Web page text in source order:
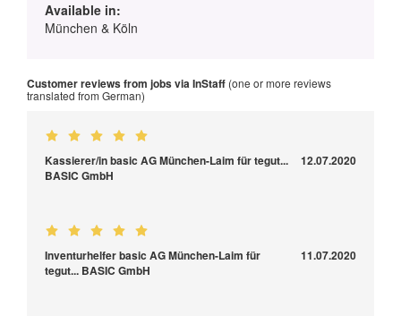
Available in:
München & Köln
Customer reviews from jobs via InStaff (one or more reviews
translated from German)
Kassierer/in basic AG München-Laim für tegut...
BASIC GmbH
12.07.2020
Inventurhelfer basic AG München-Laim für
tegut... BASIC GmbH
11.07.2020